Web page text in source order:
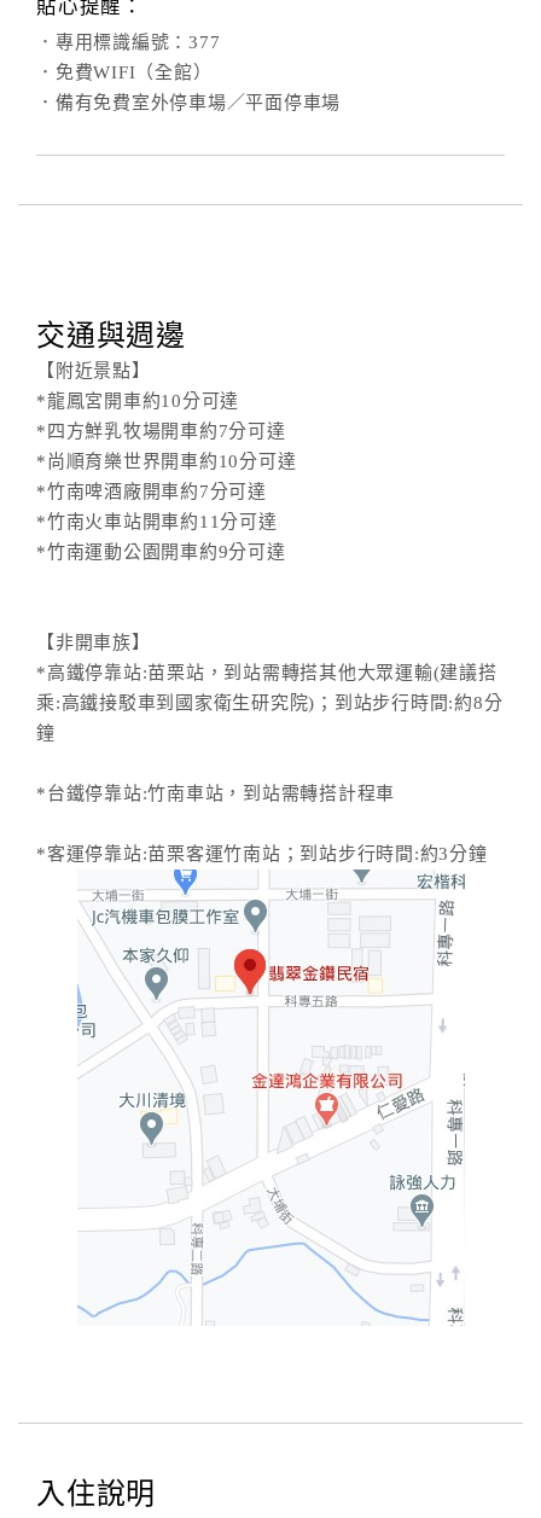
貼心提醒：
．專用標識編號：377
．免費WIFI（全館）
．備有免費室外停車場／平面停車場
交通與週邊
【附近景點】
*龍鳳宮開車約10分可達
*四方鮮乳牧場開車約7分可達
*尚順育樂世界開車約10分可達
*竹南啤酒廠開車約7分可達
*竹南火車站開車約11分可達
*竹南運動公園開車約9分可達
【非開車族】
*高鐵停靠站:苗栗站，到站需轉搭其他大眾運輸(建議搭
乘:高鐵接駁車到國家衛生研究院)；到站步行時間:約8分
鐘
*台鐵停靠站:竹南車站，到站需轉搭計程車
*客運停靠站:苗栗客運竹南站；到站步行時間:約3分鐘
入住說明